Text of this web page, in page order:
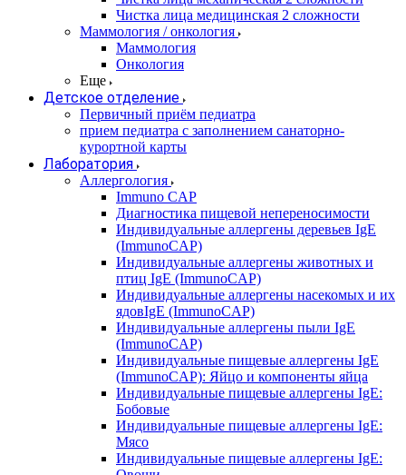
Чистка лица медицинская 2 сложности
Маммология / онкология
Маммология
Онкология
Еще
Детское отделение
Первичный приём педиатра
прием педиатра с заполнением санаторно-
курортной карты
Лаборатория
Аллергология
Immuno CAP
Диагностика пищевой непереносимости
Индивидуальные аллергены деревьев IgE
(ImmunoCAP)
Индивидуальные аллергены животных и
птиц IgE (ImmunoCAP)
Индивидуальные аллергены насекомых и их
ядовIgE (ImmunoCAP)
Индивидуальные аллергены пыли IgE
(ImmunoCAP)
Индивидуальные пищевые аллергены IgE
(ImmunoCAP): Яйцо и компоненты яйца
Индивидуальные пищевые аллергены IgE:
Бобовые
Индивидуальные пищевые аллергены IgE:
Мясо
Индивидуальные пищевые аллергены IgE: